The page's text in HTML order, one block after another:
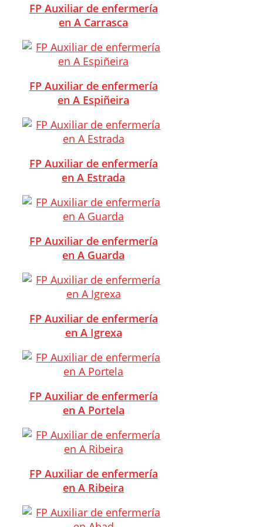
FP Auxiliar de enfermería
en A Carrasca
FP Auxiliar de enfermería
en A Espiñeira
FP Auxiliar de enfermería
en A Estrada
FP Auxiliar de enfermería
en A Guarda
FP Auxiliar de enfermería
en A Igrexa
FP Auxiliar de enfermería
en A Portela
FP Auxiliar de enfermería
en A Ribeira